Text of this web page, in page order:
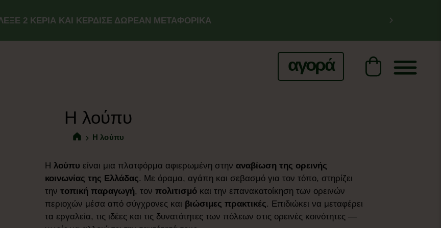
2 ΚΕΡΙΑ ΚΑΙ ΚΕΡΔΙΣΕ ΔΩΡΕΑΝ ΜΕΤΑΦΟΡΙΚΑ
αγορά
Η λούπυ
Η λούπυ
Η λούπυ είναι μια πλατφόρμα αφιερωμένη στην αναβίωση της ορεινής
κοινωνίας της Ελλάδας. Με όραμα, αγάπη και σεβασμό για τον τόπο, στηρίζει
την τοπική παραγωγή, τον πολιτισμόκαι την επανακατοίκηση των ορεινών
περιοχών μέσα από σύγχρονες και βιώσιμες πρακτικές. Επιδιώκει να μεταφέρει
τα εργαλεία, τις ιδέες και τις δυνατότητες των πόλεων στις ορεινές κοινότητες —